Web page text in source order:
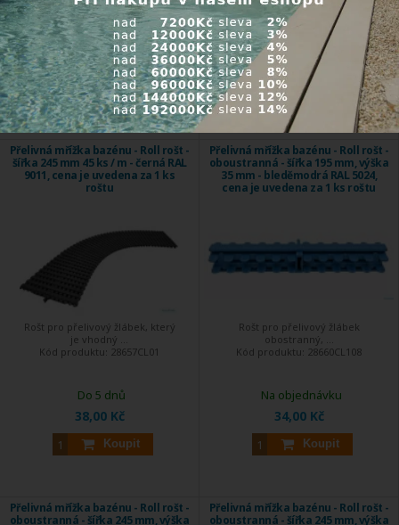
Cena na dotaz Cena na dotaz
Přelivná mřížka bazénu - Roll rošt -
šířka 245 mm 45 ks / m - černá RAL
9011, cena je uvedena za 1 ks
roštu
Rošt pro přelivový žlábek, který
je vhodný ...
Kód produktu: 28657CL01
38,00 Kč
Koupit
Do 5 dnů
Přelivná mřížka bazénu - Roll rošt -
oboustranná - šířka 195 mm, výška
35 mm - bleděmodrá RAL 5024,
cena je uvedena za 1 ks roštu
Rošt pro přelivový žlábek
obostranný, ...
Kód produktu: 28660CL108
34,00 Kč
Koupit
Na objednávku
Přelivná mřížka bazénu - Roll rošt -
oboustranná - šířka 245 mm, výška
Přelivná mřížka bazénu - Roll rošt -
oboustranná - šířka 245 mm, výška